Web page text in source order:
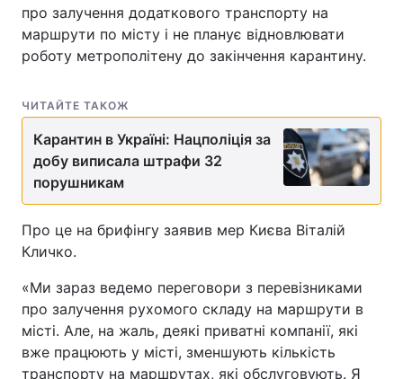
про залучення додаткового транспорту на
маршрути по місту і не планує відновлювати
роботу метрополітену до закінчення карантину.
ЧИТАЙТЕ ТАКОЖ
Карантин в Україні: Нацполіція за
добу виписала штрафи 32
порушникам
Про це на брифінгу заявив мер Києва Віталій
Кличко.
«Ми зараз ведемо переговори з перевізниками
про залучення рухомого складу на маршрути в
місті. Але, на жаль, деякі приватні компанії, які
вже працюють у місті, зменшують кількість
транспорту на маршрутах, які обслуговують. Я